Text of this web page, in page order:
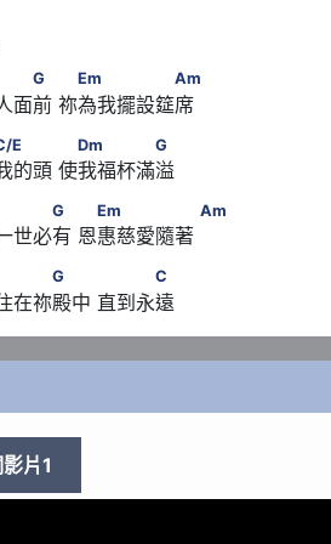
　　G　      　Em　　　　　Am
G Em Am
面前 祢為我擺設筵席
E　　　      　Dm　　　　G
E Dm G
的頭 使我福杯滿溢
　　G　      　Em　　　　　
G Em Am
世必有 恩惠慈愛隨著
　　　G　　      　　　C
G C
在祢殿中 直到永遠
片1